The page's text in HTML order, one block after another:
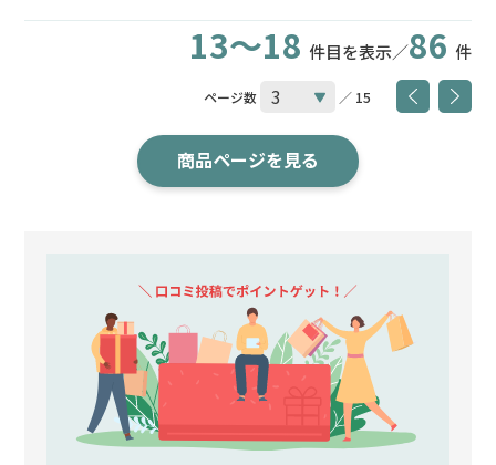
13～18 件目を表示／86 件
ページ数 ／ 15
商品ページを見る